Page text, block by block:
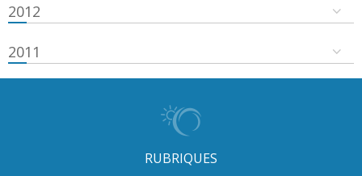
2012
2011
RUBRIQUES